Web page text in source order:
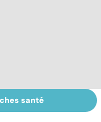
tuberculose
santé